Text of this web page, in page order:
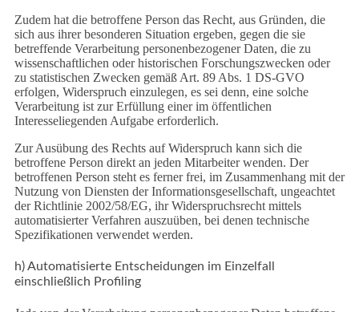
Zudem hat die betroffene Person das Recht, aus Gründen, die
sich aus ihrer besonderen Situation ergeben, gegen die sie
betreffende Verarbeitung personenbezogener Daten, die zu
wissenschaftlichen oder historischen Forschungszwecken oder
zu statistischen Zwecken gemäß Art. 89 Abs. 1 DS-GVO
erfolgen, Widerspruch einzulegen, es sei denn, eine solche
Verarbeitung ist zur Erfüllung einer im öffentlichen
Interesseliegenden Aufgabe erforderlich.
Zur Ausübung des Rechts auf Widerspruch kann sich die
betroffene Person direkt an jeden Mitarbeiter wenden. Der
betroffenen Person steht es ferner frei, im Zusammenhang mit der
Nutzung von Diensten der Informationsgesellschaft, ungeachtet
der Richtlinie 2002/58/EG, ihr Widerspruchsrecht mittels
automatisierter Verfahren auszuüben, bei denen technische
Spezifikationen verwendet werden.
h) Automatisierte Entscheidungen im Einzelfall
einschließlich Profiling